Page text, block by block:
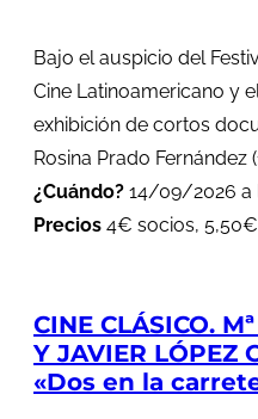
Bajo el auspicio del
Cine Latinoamericano y
exhibición de cortos
Rosina Prado Fernández
¿Cuándo? 14/09/2026 a
Precios 4€ socios,
CINE CLÁSICO.
Y JAVIER LÓPEZ
«Dos en la